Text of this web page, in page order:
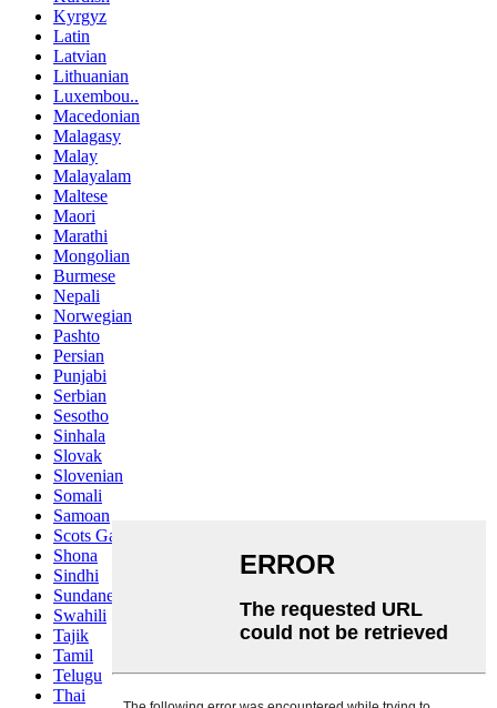
Kyrgyz
Latin
Latvian
Lithuanian
Luxembou..
Macedonian
Malagasy
Malay
Malayalam
Maltese
Maori
Marathi
Mongolian
Burmese
Nepali
Norwegian
Pashto
Persian
Punjabi
Serbian
Sesotho
Sinhala
Slovak
Slovenian
Somali
Samoan
Scots Gaelic
Shona
Sindhi
Sundanese
Swahili
Tajik
Tamil
Telugu
Thai